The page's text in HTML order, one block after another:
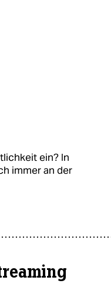
ein? In
immer an der